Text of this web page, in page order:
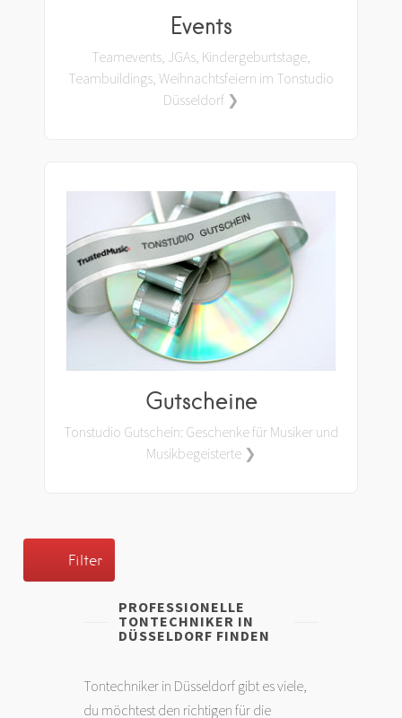
Events
Teamevents, JGAs, Kindergeburtstage,
Teambuildings, Weihnachtsfeiern im Tonstudio
Düsseldorf ❯
Gutscheine
Tonstudio Gutschein: Geschenke für Musiker und
Musikbegeisterte ❯
Filter
PROFESSIONELLE
TONTECHNIKER IN
DÜSSELDORF FINDEN
Tontechniker in Düsseldorf gibt es viele,
du möchtest den richtigen für die